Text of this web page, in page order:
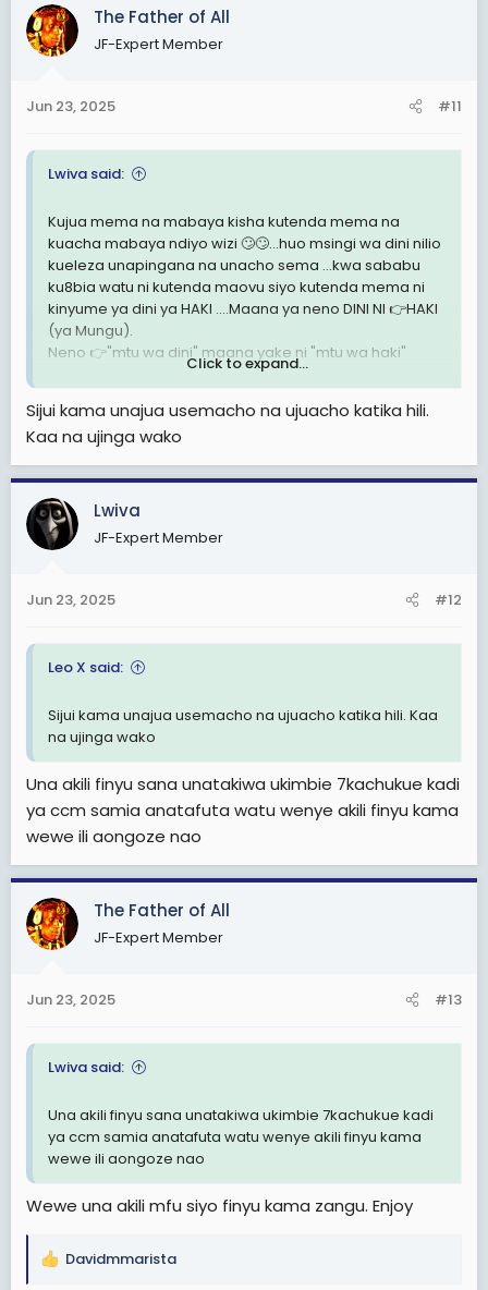
The Father of All
JF-Expert Member
Jun 23, 2025 #11
Lwiva said:
Kujua mema na mabaya kisha kutenda mema na
kuacha mabaya ndiyo wizi 🙄🙄...huo msingi wa dini nilio
kueleza unapingana na unacho sema ...kwa sababu
ku8bia watu ni kutenda maovu siyo kutenda mema ni
kinyume ya dini ya HAKI ....Maana ya neno DINI NI 👉HAKI
(ya Mungu).
Neno 👉"mtu wa dini" maana yake ni "mtu wa haki"
hivyo ukitaka kujua dini na wati wa dini feki ni rahisi sana
Click to expand...
Sijui kama unajua usemacho na ujuacho katika hili.
Kaa na ujinga wako
Lwiva
JF-Expert Member
Jun 23, 2025 #12
Leo X said:
Sijui kama unajua usemacho na ujuacho katika hili. Kaa
na ujinga wako
Una akili finyu sana unatakiwa ukimbie 7kachukue kadi
ya ccm samia anatafuta watu wenye akili finyu kama
wewe ili aongoze nao
The Father of All
JF-Expert Member
Jun 23, 2025 #13
Lwiva said:
Una akili finyu sana unatakiwa ukimbie 7kachukue kadi
ya ccm samia anatafuta watu wenye akili finyu kama
wewe ili aongoze nao
Wewe una akili mfu siyo finyu kama zangu. Enjoy
R
Davidmmarista